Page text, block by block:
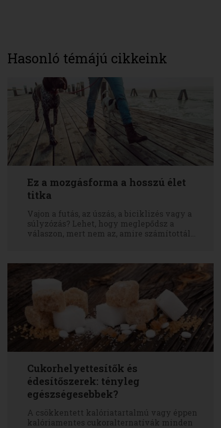
Hasonló témájú cikkeink
Ez a mozgásforma a hosszú élet
titka
Vajon a futás, az úszás, a biciklizés vagy a
súlyzózás? Lehet, hogy meglepődsz a
válaszon, mert nem az, amire számítottál…
Cukorhelyettesítők és
édesítőszerek: tényleg
egészségesebbek?
A csökkentett kalóriatartalmú vagy éppen
kalóriamentes cukoralternatívák minden